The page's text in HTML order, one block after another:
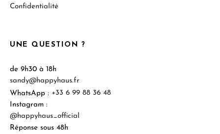
UNE QUESTION ?
de 9h30 à 18h
sandy@happyhaus.fr
WhatsApp : +33 6 99 88 36 48
Instagram :
@happyhaus_official
Réponse sous 48h
Confidentialité